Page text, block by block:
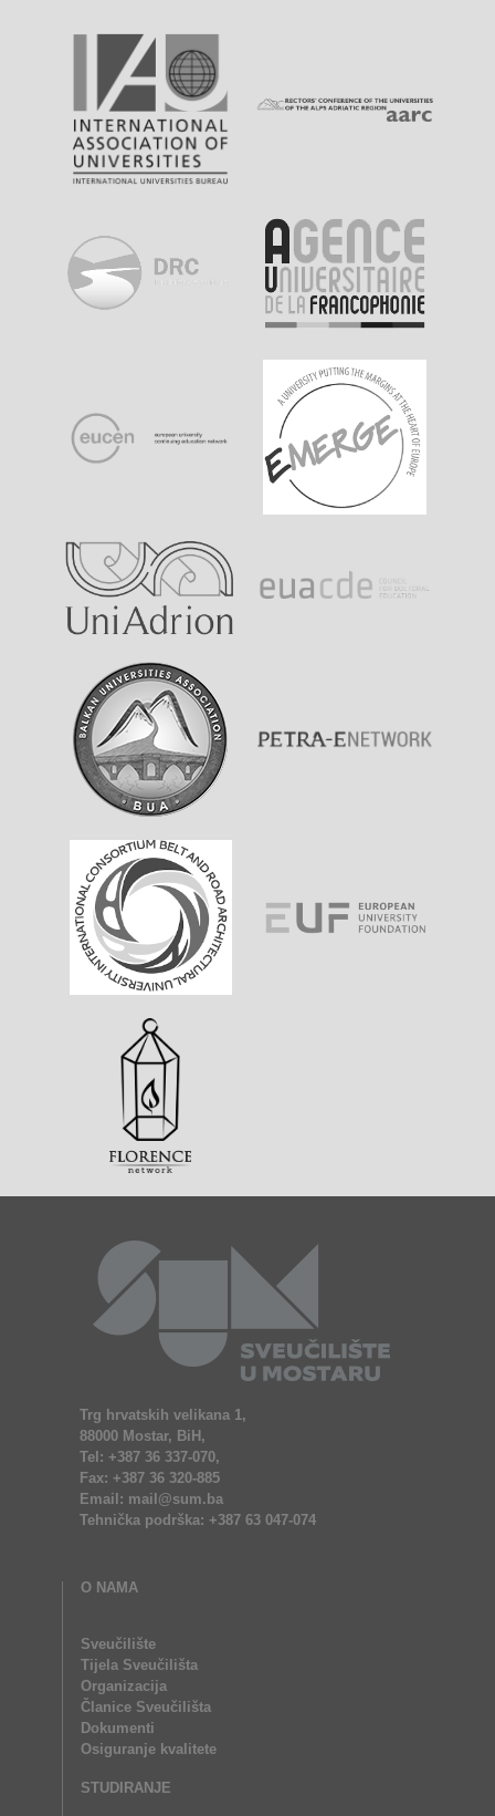
Trg hrvatskih velikana 1,
88000 Mostar, BiH,
Tel: +387 36 337-070,
Fax: +387 36 320-885
Email: mail@sum.ba
Tehnička podrška: +387 63 047-074
O NAMA
Sveučilište
Tijela Sveučilišta
Organizacija
Članice Sveučilišta
Dokumenti
Osiguranje kvalitete
STUDIRANJE